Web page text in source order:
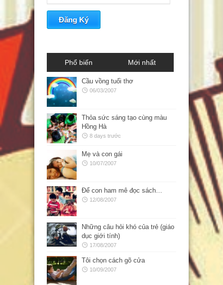
Phổ biến Mới nhất
Cầu vồng tuổi thơ
06/03/2007
Thỏa sức sáng tạo cùng màu
Hồng Hà
8 days trước
Mẹ và con gái
10/07/2007
Để con ham mê đọc sách…
12/08/2007
Những câu hỏi khó của trẻ (giáo
dục giới tính)
17/08/2007
Tôi chọn cách gõ cửa
10/09/2007